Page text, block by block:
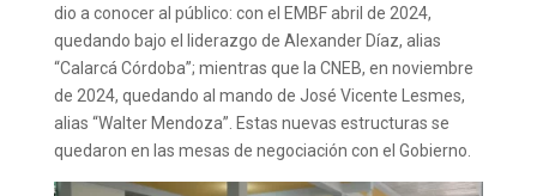
dio a conocer al público: con el EMBF abril de 2024,
quedando bajo el liderazgo de Alexander Díaz, alias
“Calarcá Córdoba”; mientras que la CNEB, en noviembre
de 2024, quedando al mando de José Vicente Lesmes,
alias “Walter Mendoza”. Estas nuevas estructuras se
quedaron en las mesas de negociación con el Gobierno.